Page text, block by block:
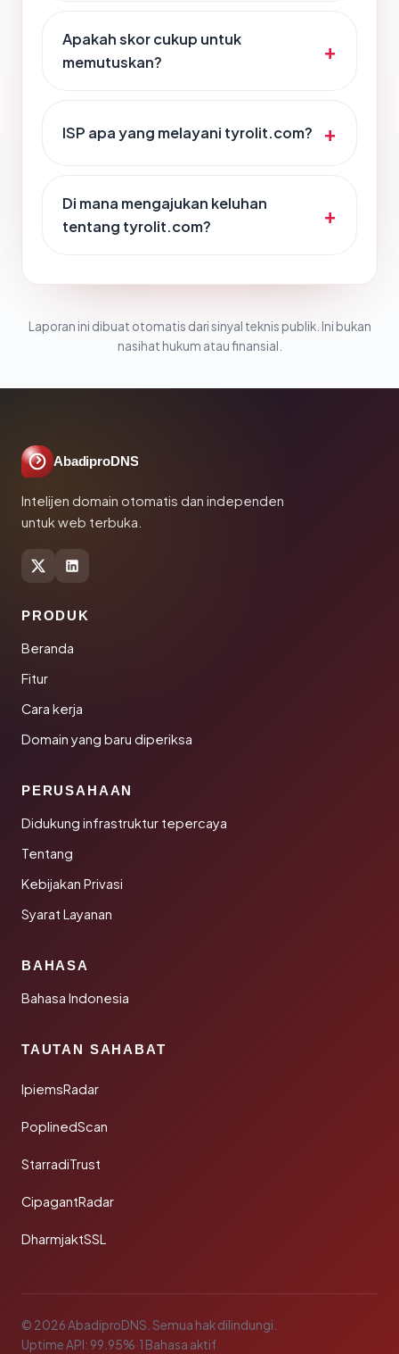
Apakah skor cukup untuk
memutuskan?
ISP apa yang melayani tyrolit.com?
Di mana mengajukan keluhan
tentang tyrolit.com?
Laporan ini dibuat otomatis dari sinyal teknis publik. Ini bukan
nasihat hukum atau finansial.
AbadiproDNS
Intelijen domain otomatis dan independen
untuk web terbuka.
PRODUK
Beranda
Fitur
Cara kerja
Domain yang baru diperiksa
PERUSAHAAN
Didukung infrastruktur tepercaya
Tentang
Kebijakan Privasi
Syarat Layanan
BAHASA
Bahasa Indonesia
TAUTAN SAHABAT
IpiemsRadar
PoplinedScan
StarradiTrust
CipagantRadar
DharmjaktSSL
© 2026 AbadiproDNS. Semua hak dilindungi.
Uptime API: 99.95%·1 Bahasa aktif